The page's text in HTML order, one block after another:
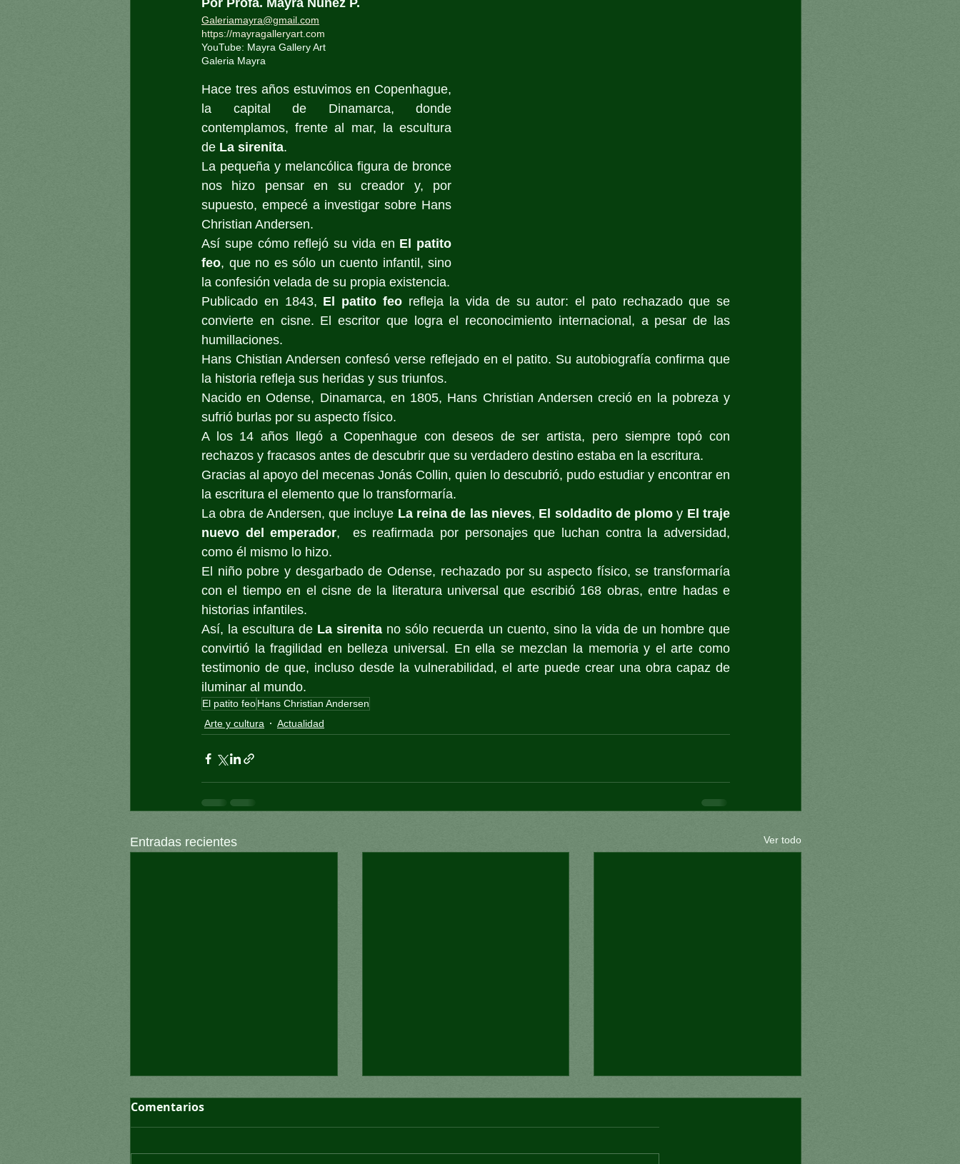
Por Profa. Mayra Núñez P.
Galeriamayra@gmail.com
https://mayragalleryart.com
YouTube: Mayra Gallery Art
Galeria Mayra
Hace tres años estuvimos en Copenhague,
la capital de Dinamarca, donde
contemplamos, frente al mar, la escultura
de La sirenita.
La pequeña y melancólica figura de bronce
nos hizo pensar en su creador y, por
supuesto, empecé a investigar sobre Hans
Christian Andersen.
Así supe cómo reflejó su vida en El patito
feo, que no es sólo un cuento infantil, sino
la confesión velada de su propia existencia.
Publicado en 1843, El patito feo refleja la vida de su autor: el pato rechazado que se
convierte en cisne. El escritor que logra el reconocimiento internacional, a pesar de las
humillaciones.
Hans Chistian Andersen confesó verse reflejado en el patito. Su autobiografía confirma que
la historia refleja sus heridas y sus triunfos.
Nacido en Odense, Dinamarca, en 1805, Hans Christian Andersen creció en la pobreza y
sufrió burlas por su aspecto físico.
A los 14 años llegó a Copenhague con deseos de ser artista, pero siempre topó con
rechazos y fracasos antes de descubrir que su verdadero destino estaba en la escritura.
Gracias al apoyo del mecenas Jonás Collin, quien lo descubrió, pudo estudiar y encontrar en
la escritura el elemento que lo transformaría.
La obra de Andersen, que incluye La reina de las nieves, El soldadito de plomo y El traje
nuevo del emperador,  es reafirmada por personajes que luchan contra la adversidad,
como él mismo lo hizo.
El niño pobre y desgarbado de Odense, rechazado por su aspecto físico, se transformaría
con el tiempo en el cisne de la literatura universal que escribió 168 obras, entre hadas e
historias infantiles.
Así, la escultura de La sirenita no sólo recuerda un cuento, sino la vida de un hombre que
convirtió la fragilidad en belleza universal. En ella se mezclan la memoria y el arte como
testimonio de que, incluso desde la vulnerabilidad, el arte puede crear una obra capaz de
iluminar al mundo.
El patito feoHans Christian Andersen
Arte y cultura
Actualidad
Entradas recientes Ver todo
Comentarios